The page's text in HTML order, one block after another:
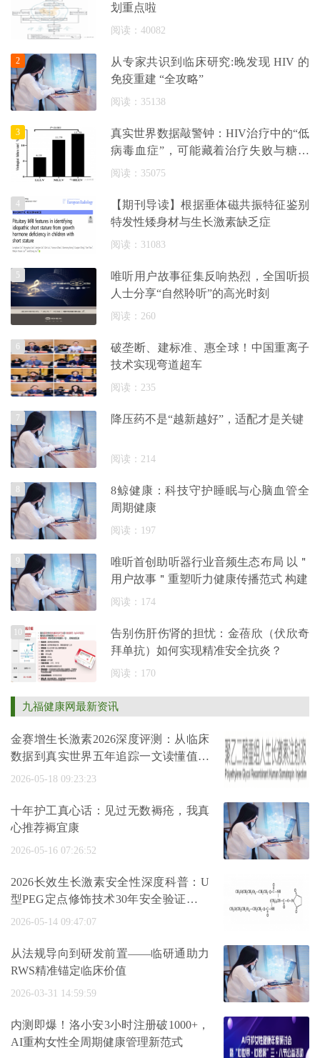
划重点啦
阅读：40082
从专家共识到临床研究:晚发现 HIV 的
免疫重建 “全攻略”
阅读：35138
2
真实世界数据敲警钟：HIV治疗中的“低
病毒血症”，可能藏着治疗失败与糖尿
病
阅读：35075
3
【期刊导读】根据垂体磁共振特征鉴别
特发性矮身材与生长激素缺乏症
阅读：31083
4
唯听用户故事征集反响热烈，全国听损
人士分享“自然聆听”的高光时刻
阅读：260
5
破垄断、建标准、惠全球！中国重离子
技术实现弯道超车
阅读：235
6
降压药不是“越新越好”，适配才是关键
阅读：214
7
8鲸健康：科技守护睡眠与心脑血管全
周期健康
阅读：197
8
唯听首创助听器行业音频生态布局 以＂
用户故事＂重塑听力健康传播范式 构建
阅读：174
9
告别伤肝伤肾的担忧：金蓓欣（伏欣奇
拜单抗）如何实现精准安全抗炎？
阅读：170
10
九福健康网最新资讯
金赛增生长激素2026深度评测：从临床
数据到真实世界五年追踪一文读懂值不
值
2026-05-18 09:23:23
十年护工真心话：见过无数褥疮，我真
心推荐褥宜康
2026-05-16 07:26:52
2026长效生长激素安全性深度科普：U
型PEG定点修饰技术30年安全验证与金
赛增五
2026-05-14 09:47:07
从法规导向到研发前置——临研通助力
RWS精准锚定临床价值
2026-03-31 14:59:59
内测即爆！洛小安3小时注册破1000+，
AI重构女性全周期健康管理新范式